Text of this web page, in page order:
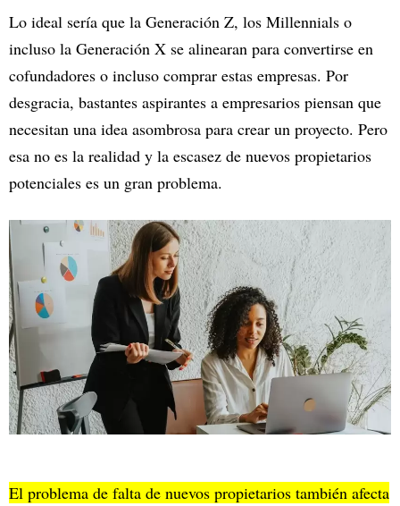
Lo ideal sería que la Generación Z, los Millennials o
incluso la Generación X se alinearan para convertirse en
cofundadores o incluso comprar estas empresas. Por
desgracia, bastantes aspirantes a empresarios piensan que
necesitan una idea asombrosa para crear un proyecto. Pero
esa no es la realidad y la escasez de nuevos propietarios
potenciales es un gran problema.
El problema de falta de nuevos propietarios también afecta